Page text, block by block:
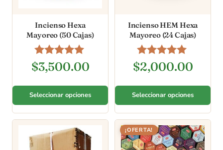
Incienso Hexa
Mayoreo (50 Cajas)
Valorado en
5.00
$3,500.00
Seleccionar opciones
Incienso HEM Hexa
Mayoreo (24 Cajas)
Valorado en
4.96
$2,000.00
Seleccionar opciones
¡OFERTA!